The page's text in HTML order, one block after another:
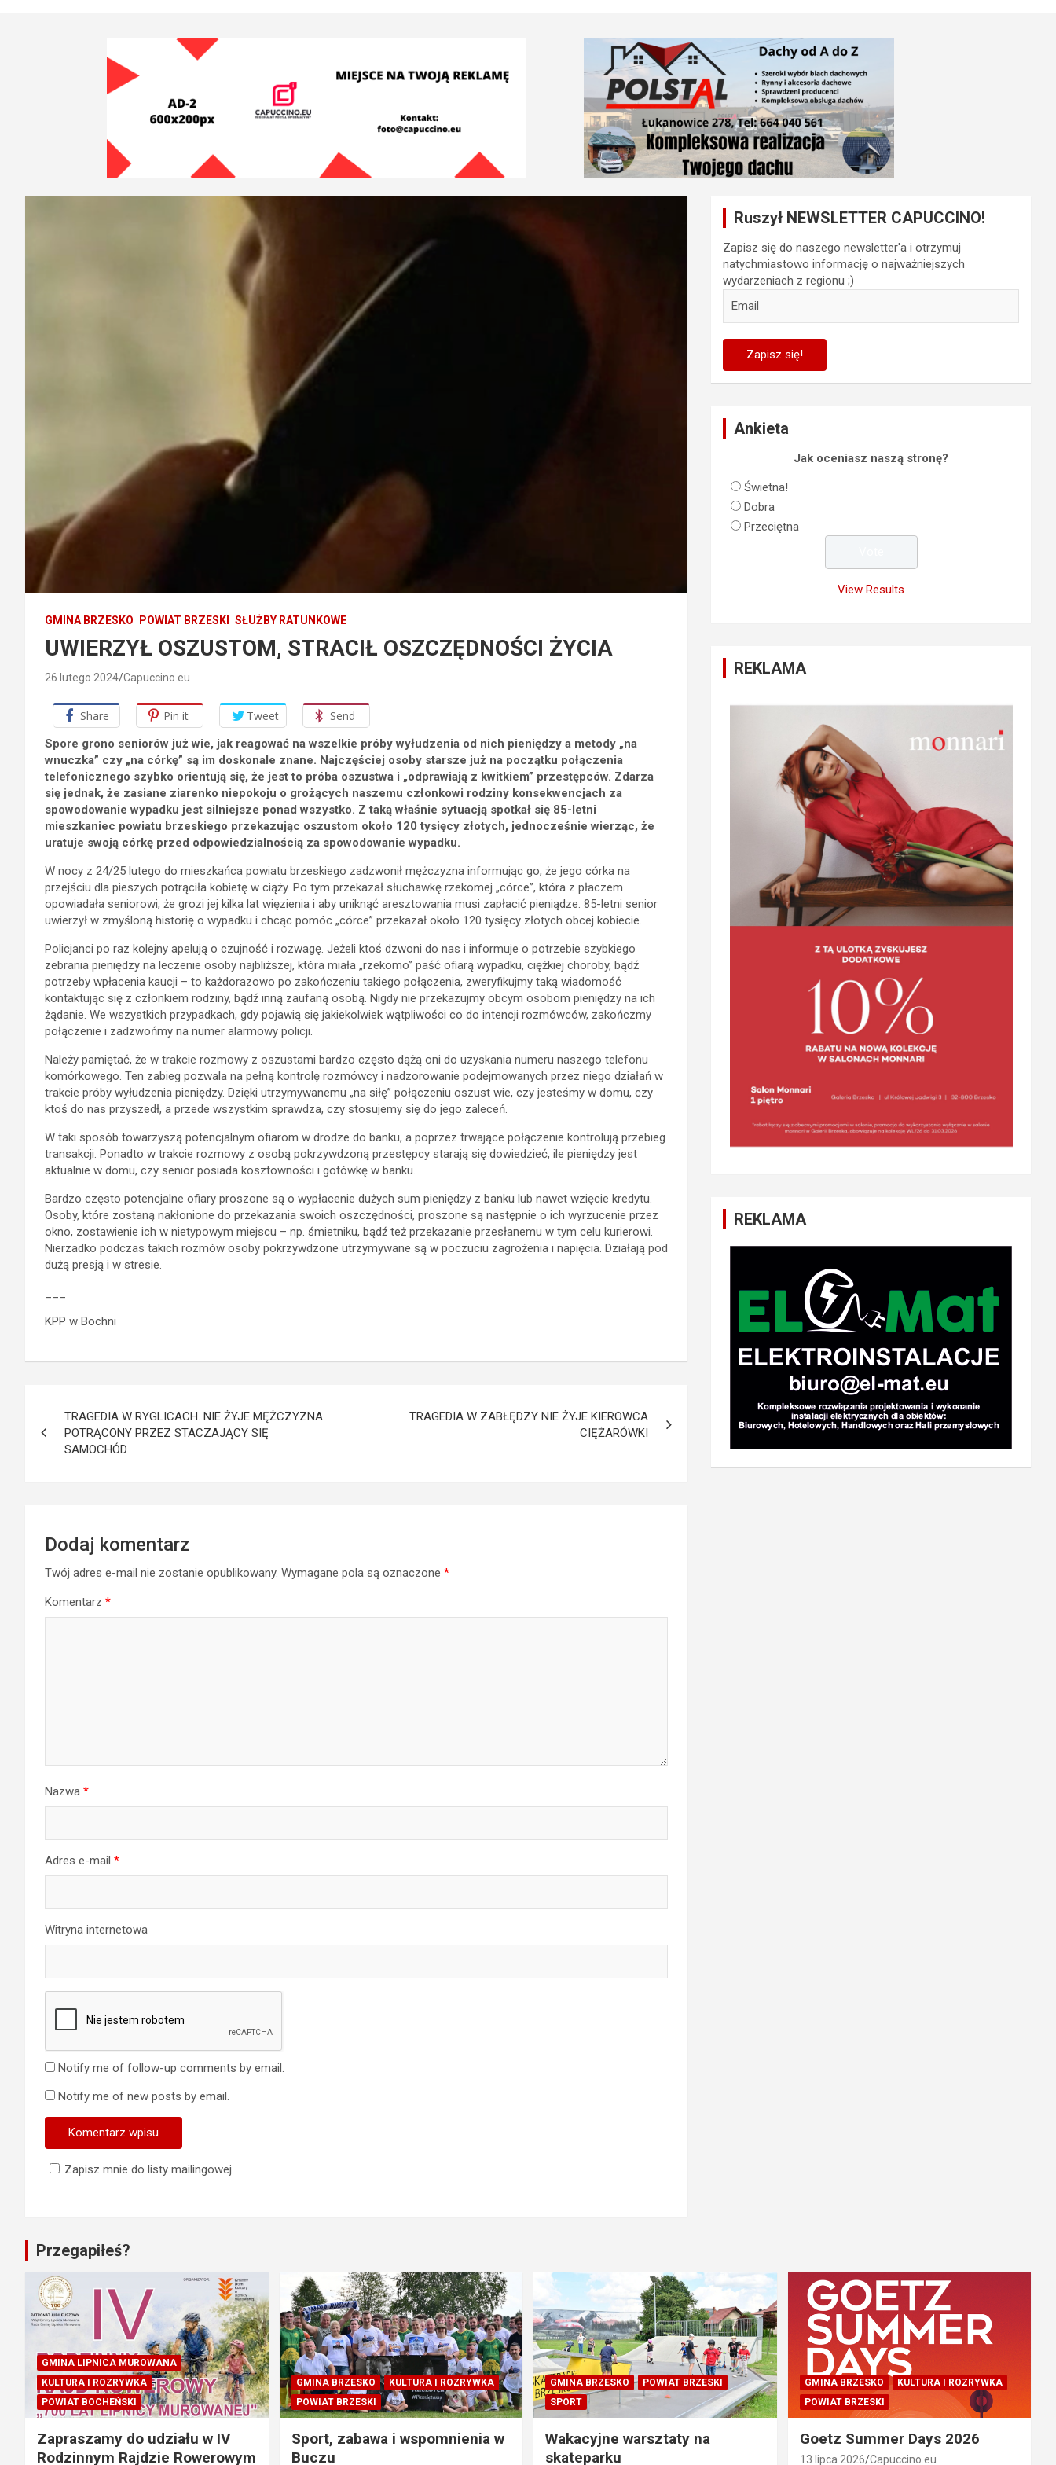
GMINA BRZESKO POWIAT BRZESKI SŁUŻBY RATUNKOWE
UWIERZYŁ OSZUSTOM, STRACIŁ OSZCZĘDNOŚCI ŻYCIA
26 lutego 2024 Capuccino.eu
Share Pin it Tweet Send
Spore grono seniorów już wie, jak reagować na wszelkie próby wyłudzenia od nich pieniędzy a metody „na
wnuczka” czy „na córkę” są im doskonale znane. Najczęściej osoby starsze już na początku połączenia
telefonicznego szybko orientują się, że jest to próba oszustwa i „odprawiają z kwitkiem” przestępców. Zdarza
się jednak, że zasiane ziarenko niepokoju o grożących naszemu członkowi rodziny konsekwencjach za
spowodowanie wypadku jest silniejsze ponad wszystko. Z taką właśnie sytuacją spotkał się 85-letni
mieszkaniec powiatu brzeskiego przekazując oszustom około 120 tysięcy złotych, jednocześnie wierząc, że
uratuje swoją córkę przed odpowiedzialnością za spowodowanie wypadku.
W nocy z 24/25 lutego do mieszkańca powiatu brzeskiego zadzwonił mężczyzna informując go, że jego córka na
przejściu dla pieszych potrąciła kobietę w ciąży. Po tym przekazał słuchawkę rzekomej „córce”, która z płaczem
opowiadała seniorowi, że grozi jej kilka lat więzienia i aby uniknąć aresztowania musi zapłacić pieniądze. 85-letni senior
uwierzył w zmyśloną historię o wypadku i chcąc pomóc „córce” przekazał około 120 tysięcy złotych obcej kobiecie.
Policjanci po raz kolejny apelują o czujność i rozwagę. Jeżeli ktoś dzwoni do nas i informuje o potrzebie szybkiego
zebrania pieniędzy na leczenie osoby najbliższej, która miała „rzekomo” paść ofiarą wypadku, ciężkiej choroby, bądź
potrzeby wpłacenia kaucji – to każdorazowo po zakończeniu takiego połączenia, zweryfikujmy taką wiadomość
kontaktując się z członkiem rodziny, bądź inną zaufaną osobą. Nigdy nie przekazujmy obcym osobom pieniędzy na ich
żądanie. We wszystkich przypadkach, gdy pojawią się jakiekolwiek wątpliwości co do intencji rozmówców, zakończmy
połączenie i zadzwońmy na numer alarmowy policji.
Należy pamiętać, że w trakcie rozmowy z oszustami bardzo często dążą oni do uzyskania numeru naszego telefonu
komórkowego. Ten zabieg pozwala na pełną kontrolę rozmówcy i nadzorowanie podejmowanych przez niego działań w
trakcie próby wyłudzenia pieniędzy. Dzięki utrzymywanemu „na siłę” połączeniu oszust wie, czy jesteśmy w domu, czy
ktoś do nas przyszedł, a przede wszystkim sprawdza, czy stosujemy się do jego zaleceń.
W taki sposób towarzyszą potencjalnym ofiarom w drodze do banku, a poprzez trwające połączenie kontrolują przebieg
transakcji. Ponadto w trakcie rozmowy z osobą pokrzywdzoną przestępcy starają się dowiedzieć, ile pieniędzy jest
aktualnie w domu, czy senior posiada kosztowności i gotówkę w banku.
Bardzo często potencjalne ofiary proszone są o wypłacenie dużych sum pieniędzy z banku lub nawet wzięcie kredytu.
Osoby, które zostaną nakłonione do przekazania swoich oszczędności, proszone są następnie o ich wyrzucenie przez
okno, zostawienie ich w nietypowym miejscu – np. śmietniku, bądź też przekazanie przesłanemu w tym celu kurierowi.
Nierzadko podczas takich rozmów osoby pokrzywdzone utrzymywane są w poczuciu zagrożenia i napięcia. Działają pod
dużą presją i w stresie.
KPP w Bochni
wpisu
TRAGEDIA W RYGLICACH. NIE ŻYJE MĘŻCZYZNA
POTRĄCONY PRZEZ STACZAJĄCY SIĘ
SAMOCHÓD
TRAGEDIA W ZABŁĘDZY NIE ŻYJE KIEROWCA
CIĘŻARÓWKI
Dodaj komentarz
Twój adres e-mail nie zostanie opublikowany. Wymagane pola są oznaczone *
Komentarz *
Nazwa *
Adres e-mail *
Witryna internetowa
Notify me of follow-up comments by email.
Notify me of new posts by email.
Zapisz mnie do listy mailingowej.
Ruszył NEWSLETTER CAPUCCINO!
Zapisz się do naszego newsletter'a i otrzymuj
natychmiastowo informację o najważniejszych
wydarzeniach z regionu ;)
Ankieta
Jak oceniasz naszą stronę?
Świetna!
Dobra
Przeciętna
View Results
REKLAMA
REKLAMA
Przegapiłeś?
GMINA LIPNICA MUROWANA
KULTURA I ROZRYWKA
POWIAT BOCHEŃSKI
Zapraszamy do udziału w IV
Rodzinnym Rajdzie Rowerowym
GMINA BRZESKO
KULTURA I ROZRYWKA
POWIAT BRZESKI
Sport, zabawa i wspomnienia w
Buczu
GMINA BRZESKO
POWIAT BRZESKI
SPORT
Wakacyjne warsztaty na
skateparku
GMINA BRZESKO
KULTURA I ROZRYWKA
POWIAT BRZESKI
Goetz Summer Days 2026
13 lipca 2026 Capuccino.eu